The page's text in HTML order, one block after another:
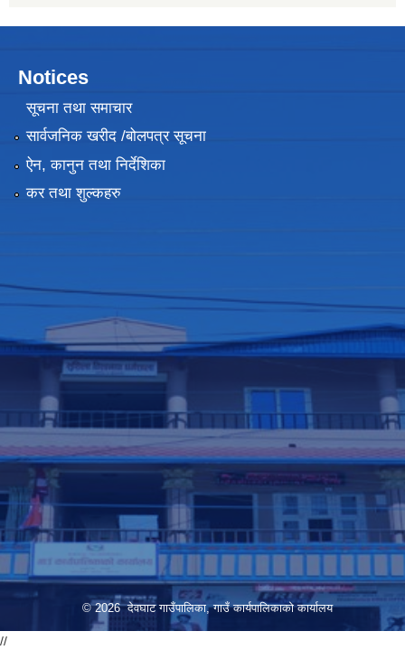
Notices
सूचना तथा समाचार
सार्वजनिक खरीद /बोलपत्र सूचना
ऐन, कानुन तथा निर्देशिका
कर तथा शुल्कहरु
© 2026 देवघाट गाउँपालिका, गाउँ कार्यपालिकाको कार्यालय
//